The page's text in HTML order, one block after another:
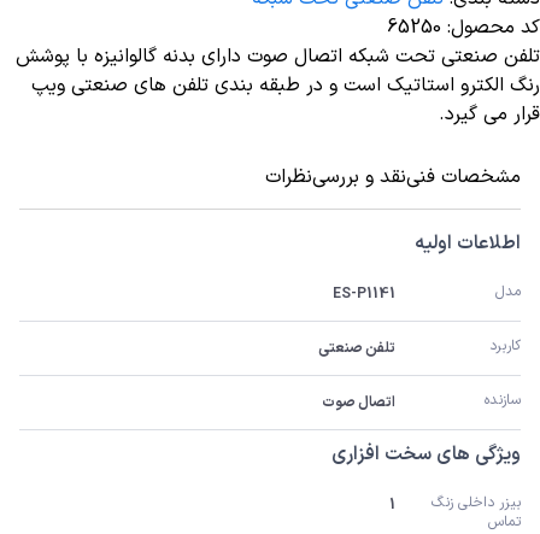
کد محصول:
65250
تلفن صنعتی تحت شبکه اتصال صوت دارای بدنه گالوانیزه با پوشش
رنگ الکترو استاتیک است و در طبقه بندی تلفن های صنعتی ویپ
قرار می گیرد.
مشخصات فنینقد و بررسینظرات
اطلاعات اولیه
مدل ES-P1141
کاربرد تلفن صنعتی
سازنده اتصال صوت
ویژگی های سخت افزاری
تماس
1